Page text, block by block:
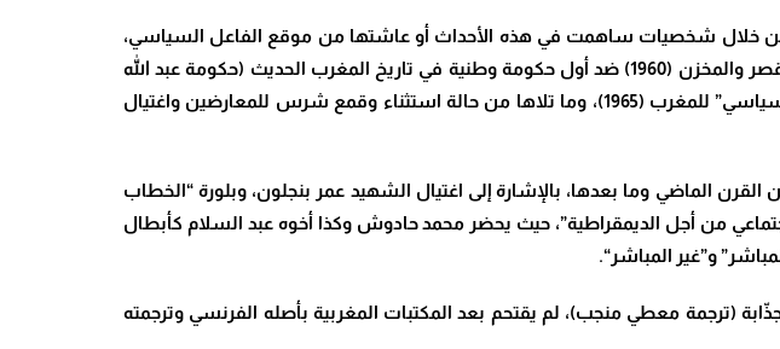
الدموية مع تفاصيل في الموضوع من خلال شخصيات ساهمت في هذه الأحداث أو عاشتها من موقع الفاعل السياسي،
يتدفَّق الحكي في الكتاب مُضيئاً على فترة ما بعد حكومتي البكّاي و”الانقلاب الأول” الذي قاده القصر والمخزن (1960) ضد أول حكومة وطنية في تاريخ المغرب الحديث (حكومة عبد الله
إبراهيم)، ثم “الانقلاب الثاني” الذي قاده ذات النظام ضد أول تجربة انتخابية بعد “الاستقلال السياسي” للمغرب (1965)، وما تلاها من حالة استثناء وقمع شرس للمعارضين واغتيال
الماضي وما بعدها، بالإشارة إلى اغتيال الشهيد عمر بنجلون، وبلورة “الخطاب
من أجل الديمقراطية”، حيث يحضر محمد حادوش وكذا أخوه عبد السلام كأبطال
و”غير المباشر“.
(ترجمة معطي منجب)، لم يقتحم بعد المكتبات المغربية بأصله الفرنسي وترجمته